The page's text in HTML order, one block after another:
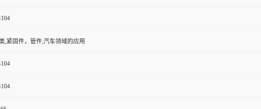
,紧固件，管件,汽车领域的应用